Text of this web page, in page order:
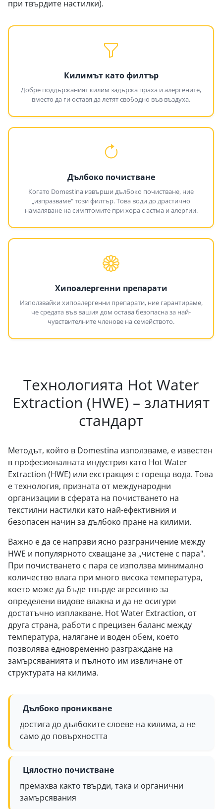
при твърдите настилки).
Килимът като филтър
Добре поддържаният килим задържа праха и алергените,
вместо да ги оставя да летят свободно във въздуха.
Дълбоко почистване
Когато Domestina извърши дълбоко почистване, ние
„изпразваме" този филтър. Това води до драстично
намаляване на симптомите при хора с астма и алергии.
Хипоалергенни препарати
Използвайки хипоалергенни препарати, ние гарантираме,
че средата във вашия дом остава безопасна за най-
чувствителните членове на семейството.
Технологията Hot Water
Extraction (HWE) – златният
стандарт
Методът, който в Domestina използваме, е известен
в професионалната индустрия като Hot Water
Extraction (HWE) или екстракция с гореща вода. Това
е технология, призната от международни
организации в сферата на почистването на
текстилни настилки като най-ефективния и
безопасен начин за дълбоко пране на килими.
Важно е да се направи ясно разграничение между
HWE и популярното схващане за „чистене с пара".
При почистването с пара се използва минимално
количество влага при много висока температура,
което може да бъде твърде агресивно за
определени видове влакна и да не осигури
достатъчно изплакване. Hot Water Extraction, от
друга страна, работи с прецизен баланс между
температура, налягане и воден обем, което
позволява едновременно разграждане на
замърсяванията и пълното им извличане от
структурата на килима.
Дълбоко проникване
достига до дълбоките слоеве на килима, а не
само до повърхността
Цялостно почистване
премахва както твърди, така и органични
замърсявания